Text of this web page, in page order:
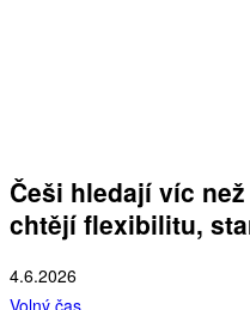
Češi hledají víc
chtějí flexibilitu,
4.6.2026
Volný čas